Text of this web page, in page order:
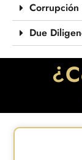
Due